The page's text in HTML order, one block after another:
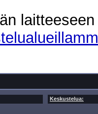
Keskustelua: